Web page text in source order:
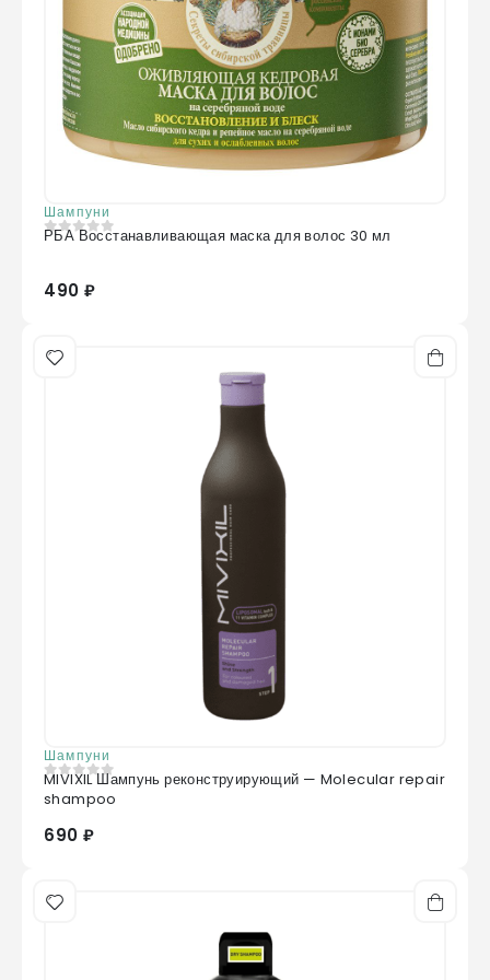
Шампуни
0 из 5
РБА Восстанавливающая маска для волос 30 мл
490 ₽
Шампуни
0из 5
MIVIXIL Шампунь реконструирующий — Molecular repair
shampoo
690 ₽